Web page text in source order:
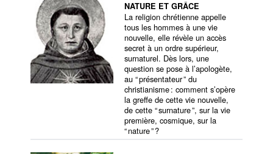
NATURE ET GRÂCE
La religion chrétienne appelle
tous les hommes à une vie
nouvelle, elle révèle un accès
secret à un ordre supérieur,
surnaturel. Dès lors, une
question se pose à l’apologète,
au “ présentateur ” du
christianisme : comment s’opère
la greffe de cette vie nouvelle,
de cette “ surnature ”, sur la vie
première, cosmique, sur la
“ nature ” ?